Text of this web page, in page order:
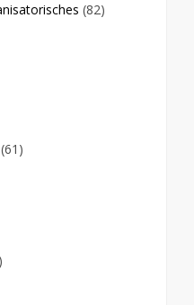
(82)
(61)